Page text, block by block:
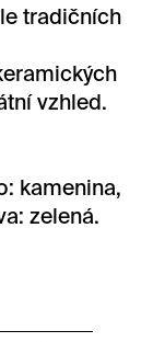
tradičních
vzhled.
kamenina,
zelená.